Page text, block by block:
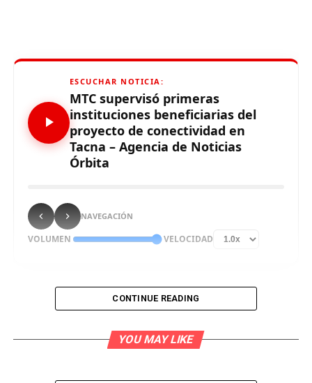
ESCUCHAR NOTICIA:
MTC supervisó primeras
instituciones beneficiarias del
proyecto de conectividad en
Tacna – Agencia de Noticias
Órbita
NAVEGACIÓN
VOLUMEN VELOCIDAD
provincias de la región Tacna se beneficiarán con
CONTINUE READING
YOU MAY LIKE